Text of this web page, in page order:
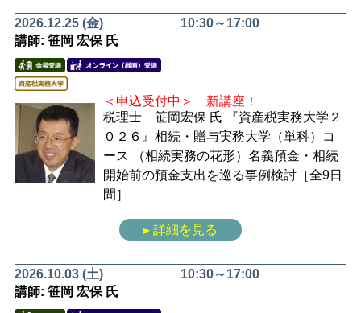
2026.12.25 (金)
10:30～17:00
講師: 笹岡 宏保 氏
＜申込受付中＞ 新講座！
税理士 笹岡宏保 氏 『資産税実務大学２
０２６』相続・贈与実務大学（単科）コ
ース （相続実務の花形）名義預金・相続
開始前の預金支出を巡る事例検討［全9日
間］
▸ 詳細を見る
2026.10.03 (土)
10:30～17:00
講師: 笹岡 宏保 氏